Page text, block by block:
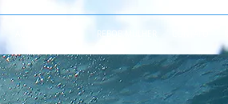
REBOB MULHER